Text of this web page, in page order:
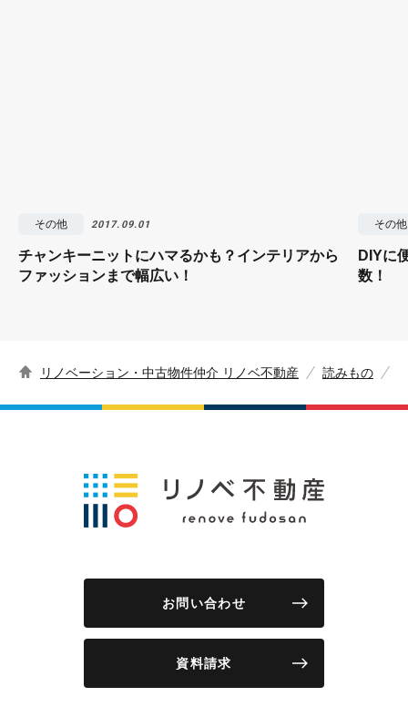
その他 2017.09.01
チャンキーニットにハマるかも？インテリアから
ファッションまで幅広い！
その他
DIYに
数！
リノベーション・中古物件仲介 リノベ不動産 読みもの
お問い合わせ
資料請求